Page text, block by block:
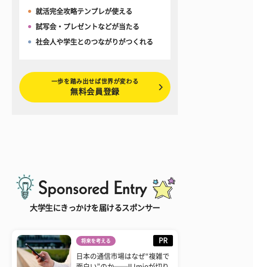
就活完全攻略テンプレが使える
試写会・プレゼントなどが当たる
社会人や学生とのつながりがつくれる
一歩を踏み出せば世界が変わる
無料会員登録
大学生にきっかけを届けるスポンサー
将来を考える PR
日本の通信市場はなぜ“複雑で